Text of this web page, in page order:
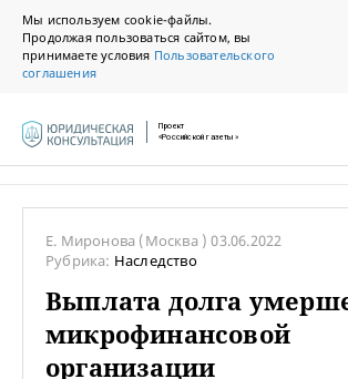
Мы используем cookie-файлы.
Продолжая пользоваться сайтом, вы
принимаете условия Пользовательского
соглашения
Проект
«Российской газеты»
Е. Миронова (Москва )03.06.2022
Рубрика: Наследство
Выплата долга
микрофинансовой
организации